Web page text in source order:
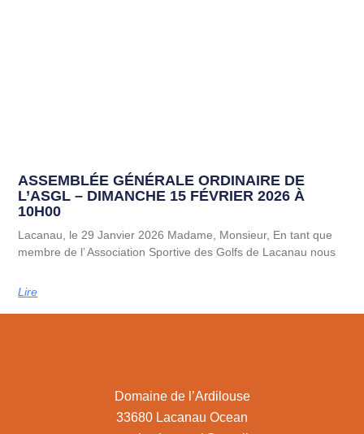
ASSEMBLÉE GÉNÉRALE ORDINAIRE DE
L’ASGL – DIMANCHE 15 FÉVRIER 2026 À
10H00
Lacanau, le 29 Janvier 2026 Madame, Monsieur, En tant que
membre de l’ Association Sportive des Golfs de Lacanau nous
Lire
Domaine de l’Ardilouse
33680 Lacanau Ocean